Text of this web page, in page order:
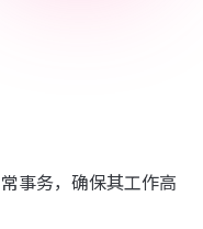
事务，确保其工作高